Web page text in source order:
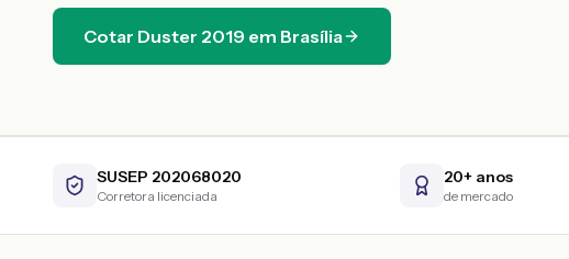
Cotar Duster 2019 em Brasília
SUSEP 202068020
Corretora licenciada
20+ anos
de mercado